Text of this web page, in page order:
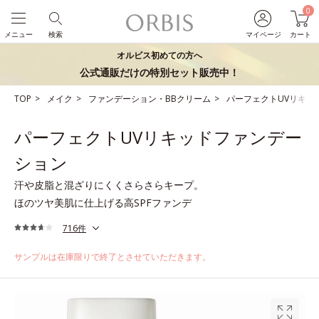
マイページ
0
カート
検索
メニュー
オルビス初めての方へ
公式通販だけの特別セット販売中！
TOP メイク ファンデーション・BBクリーム パーフェクトUVリキッ
パーフェクトUVリキッドファンデー
ション
汗や皮脂と混ざりにくくさらさらキープ。
ほのツヤ美肌に仕上げる高SPFファンデ
716件
サンプルは在庫限りで終了とさせていただきます。